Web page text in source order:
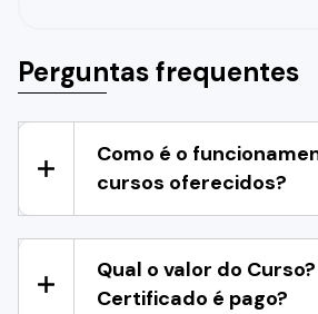
Perguntas frequentes
Como é o
cursos oferecidos?
Qual o valor do
Certificado é pago?